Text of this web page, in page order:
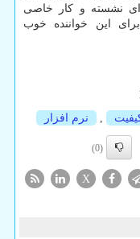
نشسته و کار خاصی
این خواننده خوب
, نرم افزار
(0)
X